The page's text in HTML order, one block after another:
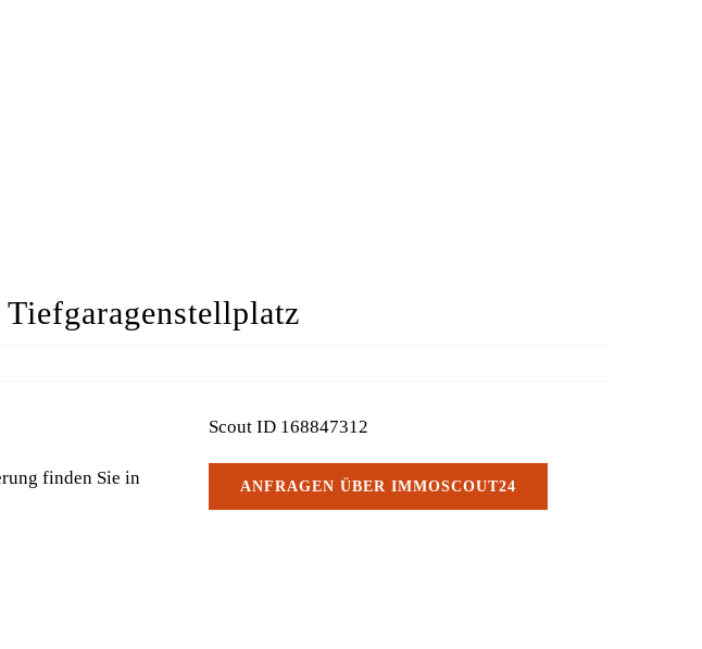
finden Sie in
Scout ID 168847312
ANFRAGEN ÜBER IMMOSCOUT24